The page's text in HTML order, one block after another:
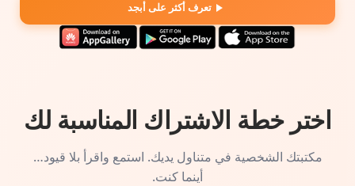
تعرف أكثر على أبجد
اختر خطة الاشتراك المناسبة لك
مكتبتك الشخصية في متناول يديك. استمع واقرأ بلا قيود…
أينما كنت.